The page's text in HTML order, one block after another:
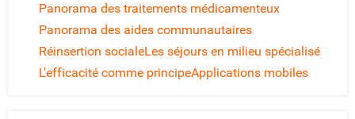
Panorama des traitements médicamenteux
Panorama des aides communautaires
Réinsertion socialeLes séjours en milieu spécialisé
L'efficacité comme principeApplications mobiles